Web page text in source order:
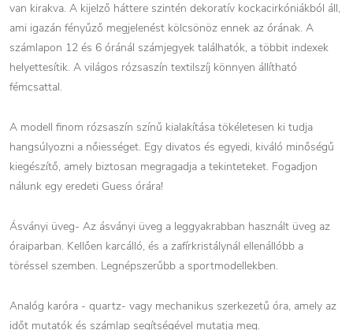
van kirakva. A kijelző háttere szintén dekoratív kockacirkóniákból áll,
ami igazán fényűző megjelenést kölcsönöz ennek az órának. A
számlapon 12 és 6 óránál számjegyek találhatók, a többit indexek
helyettesítik. A világos rózsaszín textilszíj könnyen állítható
fémcsattal.
A modell finom rózsaszín színű kialakítása tökéletesen ki tudja
hangsúlyozni a nőiességet. Egy divatos és egyedi, kiváló minőségű
kiegészítő, amely biztosan megragadja a tekinteteket. Fogadjon
nálunk egy eredeti Guess órára!
Ásványi üveg- Az ásványi üveg a leggyakrabban használt üveg az
óraiparban. Kellően karcálló, és a zafírkristálynál ellenállóbb a
töréssel szemben. Legnépszerűbb a sportmodellekben.
Analóg karóra - quartz- vagy mechanikus szerkezetű óra, amely az
időt mutatók és számlap segítségével mutatja meg.